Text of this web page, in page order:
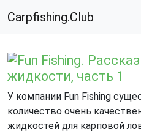
Carpfishing.Club
Fun Fishing.
жидкости, часть 1
У компании Fun Fishing
количество очень
жидкостей для карповой